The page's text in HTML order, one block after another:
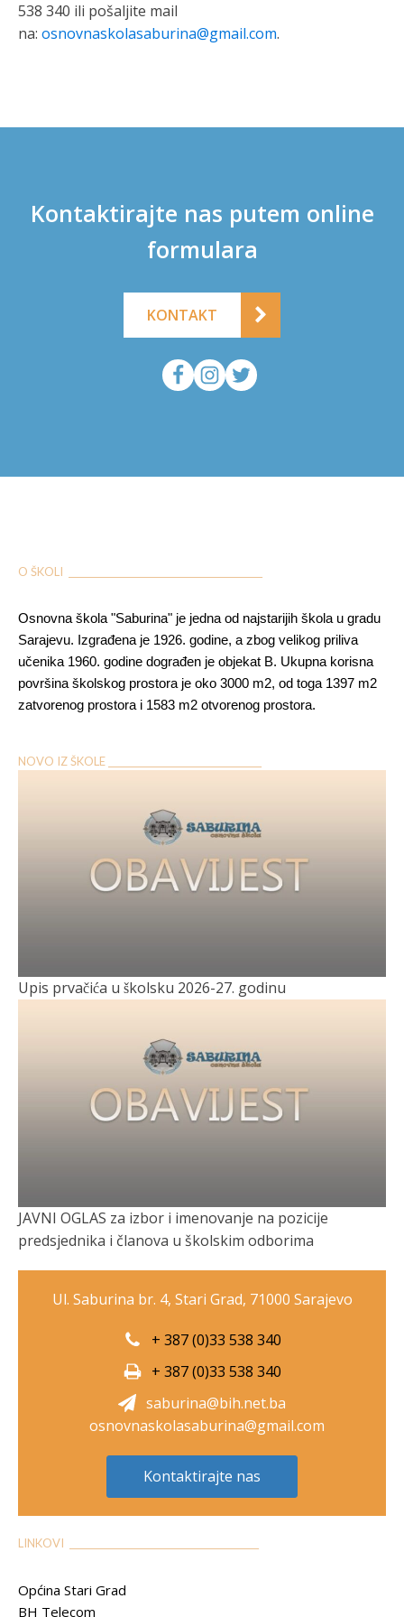
538 340 ili pošaljite mail
na: osnovnaskolasaburina@gmail.com.
Kontaktirajte nas putem online
formulara
KONTAKT
O ŠKOLI ___________________________________________
Osnovna škola "Saburina" je jedna od najstarijih škola u gradu
Sarajevu. Izgrađena je 1926. godine, a zbog velikog priliva
učenika 1960. godine dograđen je objekat B. Ukupna korisna
površina školskog prostora je oko 3000 m2, od toga 1397 m2
zatvorenog prostora i 1583 m2 otvorenog prostora.
NOVO IZ ŠKOLE __________________________________
Upis prvačića u školsku 2026-27. godinu
JAVNI OGLAS za izbor i imenovanje na pozicije
predsjednika i članova u školskim odborima
Ul. Saburina br. 4, Stari Grad, 71000 Sarajevo
+ 387 (0)33 538 340
+ 387 (0)33 538 340
saburina@bih.net.ba
osnovnaskolasaburina@gmail.com
Kontaktirajte nas
LINKOVI __________________________________________
Općina Stari Grad
BH Telecom